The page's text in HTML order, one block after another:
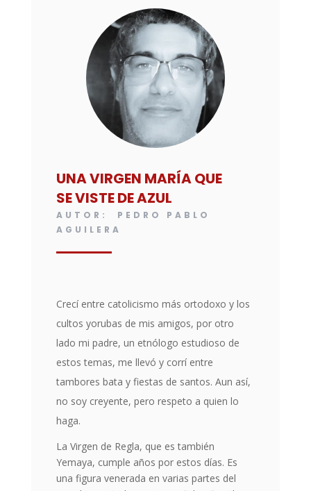
UNA VIRGEN MARÍA QUE
SE VISTE DE AZUL
AUTOR: PEDRO PABLO
AGUILERA
Crecí entre catolicismo más ortodoxo y los
cultos yorubas de mis amigos, por otro
lado mi padre, un etnólogo estudioso de
estos temas, me llevó y corrí entre
tambores bata y fiestas de santos. Aun así,
no soy creyente, pero respeto a quien lo
haga.
La Virgen de Regla, que es también
Yemaya, cumple años por estos días. Es
una figura venerada en varias partes del